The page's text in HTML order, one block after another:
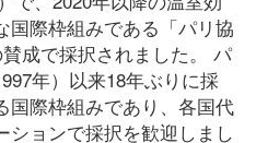
国際枠組みである「パリ協
成で採択されました。 パ
年）以来18年ぶりに採
国際枠組みであり、各国代
ョンで採択を歓迎しまし